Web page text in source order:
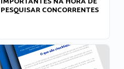
PESQUISAR CONCORRENTES